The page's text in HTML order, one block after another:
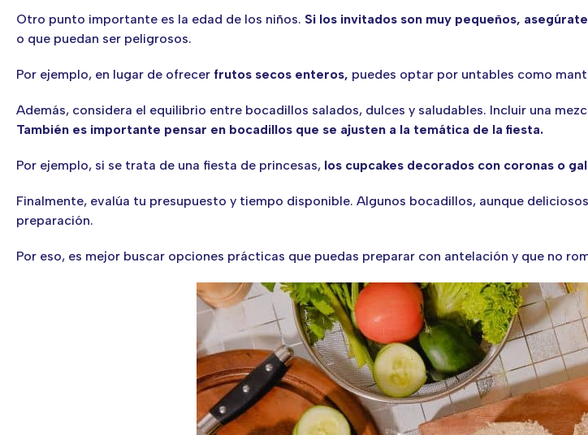
Otro punto importante es la edad de los niños. Si los invitados son muy pequeños,
o que puedan ser peligrosos.
Por ejemplo, en lugar de ofrecer frutos secos enteros, puedes optar por untables como
Además, considera el equilibrio entre bocadillos salados, dulces y saludables. Incluir una
También es importante pensar en bocadillos que se ajusten a la temática de la fiesta.
Por ejemplo, si se trata de una fiesta de princesas, los cupcakes decorados con coronas o
Finalmente, evalúa tu presupuesto y tiempo disponible. Algunos bocadillos, aunque
preparación.
Por eso, es mejor buscar opciones prácticas que puedas preparar con antelación y que no